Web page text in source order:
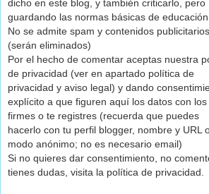
dicho en este blog, y también criticarlo, pero
guardando las normas básicas de
No se admite spam y contenidos publicitarios
(serán eliminados)
Por el hecho de comentar aceptas nuestra
de privacidad (ver en apartado política de
privacidad y aviso legal) y dando
explícito a que figuren aquí los datos con los
firmes o te registres (recuerda que puedes
hacerlo con tu perfil blogger, nombre y URL
modo anónimo; no es necesario email)
Si no quieres dar consentimiento, no
tienes dudas, visita la política de privacidad.